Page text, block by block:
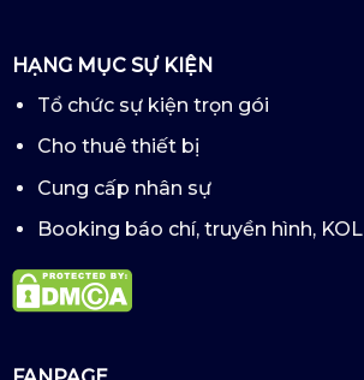
HẠNG MỤC SỰ KIỆN
Tổ chức sự kiện trọn gói
Cho thuê thiết bị
Cung cấp nhân sự
Booking báo chí, truyền hình, KOL